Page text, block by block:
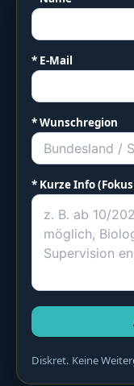
* E-Mail
* Wunschregion
* Kurze Info
Diskret. Keine